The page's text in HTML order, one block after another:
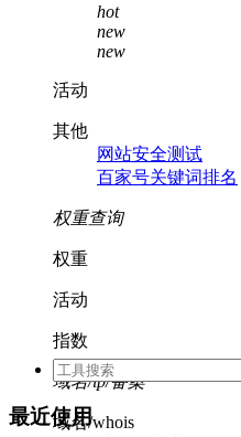
hot
new
new
活动
其他
网站安全测试
百家号关键词排名
权重查询
权重
活动
指数
域名/ip/备案
域名/whois
最近使用